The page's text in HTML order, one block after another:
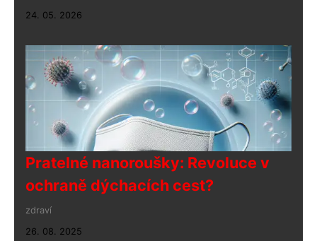
24. 05. 2026
Pratelné nanoroušky: Revoluce v
ochraně dýchacích cest?
zdraví
26. 08. 2025